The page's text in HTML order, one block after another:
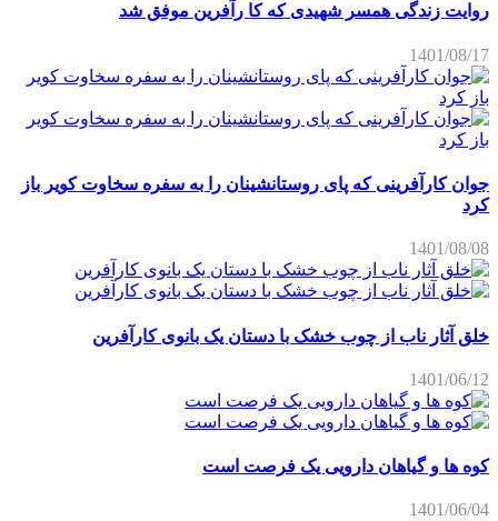
روایت زندگی همسر شهیدی که کا رآفرین موفق شد
1401/08/17
جوان کارآفرینی که پای روستانشینان را به سفره سخاوت کویر باز
کرد
1401/08/08
خلق آثار ناب از چوب خشک با دستان یک بانوی کارآفرین
1401/06/12
کوه ها و گیاهان دارویی یک فرصت است
1401/06/04